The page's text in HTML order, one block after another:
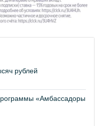
рублей
«Амбассадоры